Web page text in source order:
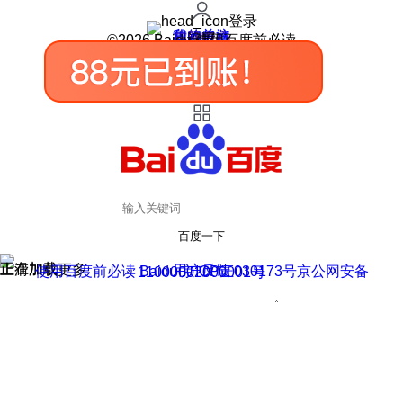
登录
我的关注
我的收藏
皮肤中心
用户反馈
设置
©2026 Baidu 使用百度前必读
百度一下
正在加载
上滑加载更多 用户反馈
使用百度前必读 Baidu 京ICP证030173号
京公网安备11000002000001号